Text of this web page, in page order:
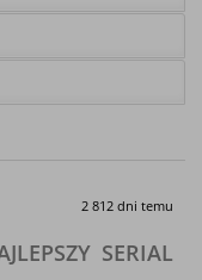
2 812 dni temu
SERIAL